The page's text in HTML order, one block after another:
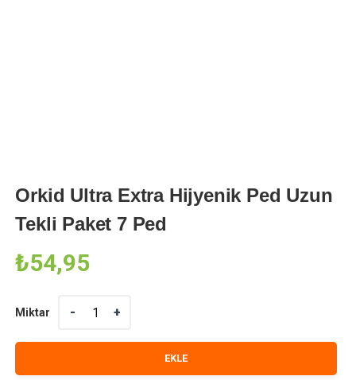
Orkid Ultra Extra Hijyenik Ped Uzun
Tekli Paket 7 Ped
₺54,95
Miktar
EKLE